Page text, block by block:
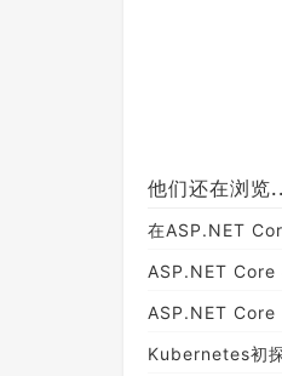
他们还在浏览
在ASP.NET
ASP.NET Core
ASP.NET Core
Kubernetes初